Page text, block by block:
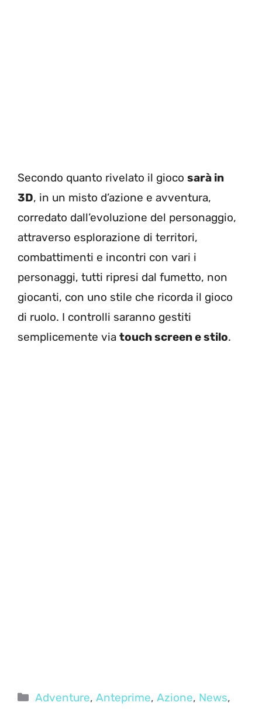
Secondo quanto rivelato il gioco sarà in
3D, in un misto d’azione e avventura,
corredato dall’evoluzione del personaggio,
attraverso esplorazione di territori,
combattimenti e incontri con vari i
personaggi, tutti ripresi dal fumetto, non
giocanti, con uno stile che ricorda il gioco
di ruolo. I controlli saranno gestiti
semplicemente via touch screen e stilo.
Categorie
Adventure,Anteprime,Azione, News,